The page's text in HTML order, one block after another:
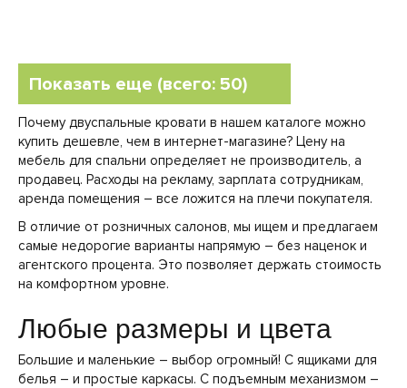
Показать еще (всего: 50)
Почему двуспальные кровати в нашем каталоге можно
купить дешевле, чем в интернет-магазине? Цену на
мебель для спальни определяет не производитель, а
продавец. Расходы на рекламу, зарплата сотрудникам,
аренда помещения – все ложится на плечи покупателя.
В отличие от розничных салонов, мы ищем и предлагаем
самые недорогие варианты напрямую – без наценок и
агентского процента. Это позволяет держать стоимость
на комфортном уровне.
Любые размеры и цвета
Большие и маленькие – выбор огромный! С ящиками для
белья – и простые каркасы. С подъемным механизмом –